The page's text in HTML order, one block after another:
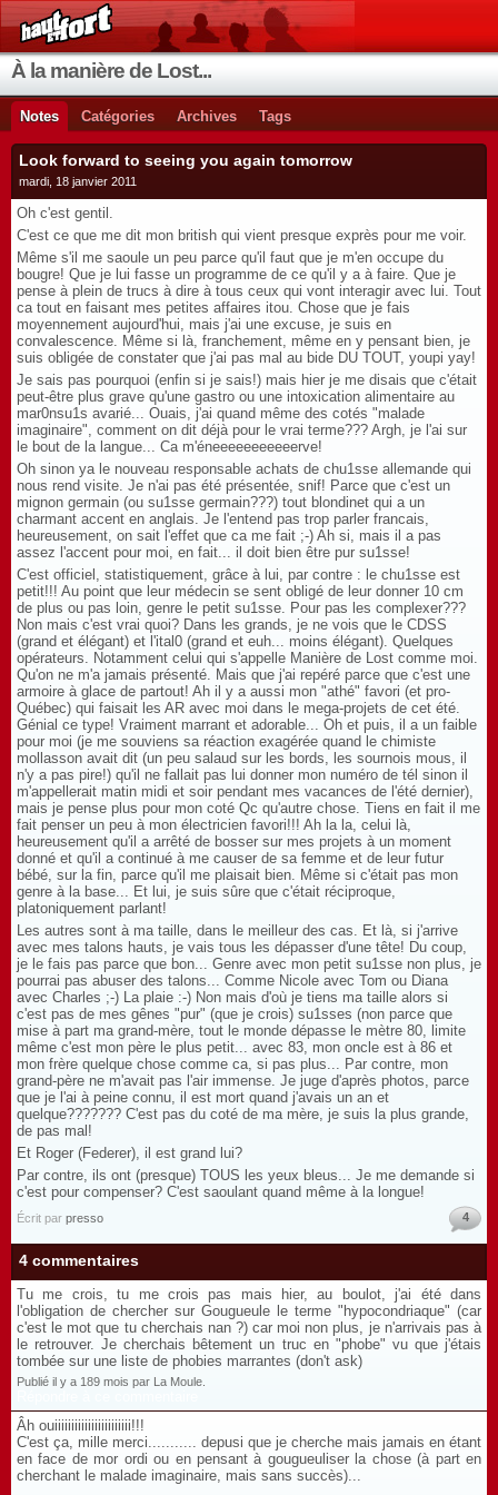
À la manière de Lost...
Notes Catégories Archives Tags
Look forward to seeing you again tomorrow
mardi, 18 janvier 2011
Oh c'est gentil.
C'est ce que me dit mon british qui vient presque exprès pour me voir.
Même s'il me saoule un peu parce qu'il faut que je m'en occupe du
bougre! Que je lui fasse un programme de ce qu'il y a à faire. Que je
pense à plein de trucs à dire à tous ceux qui vont interagir avec lui. Tout
ca tout en faisant mes petites affaires itou. Chose que je fais
moyennement aujourd'hui, mais j'ai une excuse, je suis en
convalescence. Même si là, franchement, même en y pensant bien, je
suis obligée de constater que j'ai pas mal au bide DU TOUT, youpi yay!
Je sais pas pourquoi (enfin si je sais!) mais hier je me disais que c'était
peut-être plus grave qu'une gastro ou une intoxication alimentaire au
mar0nsu1s avarié... Ouais, j'ai quand même des cotés "malade
imaginaire", comment on dit déjà pour le vrai terme??? Argh, je l'ai sur
le bout de la langue... Ca m'éneeeeeeeeeeerve!
Oh sinon ya le nouveau responsable achats de chu1sse allemande qui
nous rend visite. Je n'ai pas été présentée, snif! Parce que c'est un
mignon germain (ou su1sse germain???) tout blondinet qui a un
charmant accent en anglais. Je l'entend pas trop parler francais,
heureusement, on sait l'effet que ca me fait ;-) Ah si, mais il a pas
assez l'accent pour moi, en fait... il doit bien être pur su1sse!
C'est officiel, statistiquement, grâce à lui, par contre : le chu1sse est
petit!!! Au point que leur médecin se sent obligé de leur donner 10 cm
de plus ou pas loin, genre le petit su1sse. Pour pas les complexer???
Non mais c'est vrai quoi? Dans les grands, je ne vois que le CDSS
(grand et élégant) et l'ital0 (grand et euh... moins élégant). Quelques
opérateurs. Notamment celui qui s'appelle Manière de Lost comme moi.
Qu'on ne m'a jamais présenté. Mais que j'ai repéré parce que c'est une
armoire à glace de partout! Ah il y a aussi mon "athé" favori (et pro-
Québec) qui faisait les AR avec moi dans le mega-projets de cet été.
Génial ce type! Vraiment marrant et adorable... Oh et puis, il a un faible
pour moi (je me souviens sa réaction exagérée quand le chimiste
mollasson avait dit (un peu salaud sur les bords, les sournois mous, il
n'y a pas pire!) qu'il ne fallait pas lui donner mon numéro de tél sinon il
m'appellerait matin midi et soir pendant mes vacances de l'été dernier),
mais je pense plus pour mon coté Qc qu'autre chose. Tiens en fait il me
fait penser un peu à mon électricien favori!!! Ah la la, celui là,
heureusement qu'il a arrêté de bosser sur mes projets à un moment
donné et qu'il a continué à me causer de sa femme et de leur futur
bébé, sur la fin, parce qu'il me plaisait bien. Même si c'était pas mon
genre à la base... Et lui, je suis sûre que c'était réciproque,
platoniquement parlant!
Les autres sont à ma taille, dans le meilleur des cas. Et là, si j'arrive
avec mes talons hauts, je vais tous les dépasser d'une tête! Du coup,
je le fais pas parce que bon... Genre avec mon petit su1sse non plus, je
pourrai pas abuser des talons... Comme Nicole avec Tom ou Diana
avec Charles ;-) La plaie :-) Non mais d'où je tiens ma taille alors si
c'est pas de mes gênes "pur" (que je crois) su1sses (non parce que
mise à part ma grand-mère, tout le monde dépasse le mètre 80, limite
même c'est mon père le plus petit... avec 83, mon oncle est à 86 et
mon frère quelque chose comme ca, si pas plus... Par contre, mon
grand-père ne m'avait pas l'air immense. Je juge d'après photos, parce
que je l'ai à peine connu, il est mort quand j'avais un an et
quelque??????? C'est pas du coté de ma mère, je suis la plus grande,
de pas mal!
Et Roger (Federer), il est grand lui?
Par contre, ils ont (presque) TOUS les yeux bleus... Je me demande si
c'est pour compenser? C'est saoulant quand même à la longue!
Écrit par presso 4
4 commentaires
Tu me crois, tu me crois pas mais hier, au boulot, j'ai été dans
l'obligation de chercher sur Gougueule le terme "hypocondriaque" (car
c'est le mot que tu cherchais nan ?) car moi non plus, je n'arrivais pas à
le retrouver. Je cherchais bêtement un truc en "phobe" vu que j'étais
tombée sur une liste de phobies marrantes (don't ask)
Publié il y a 189 mois par La Moule.
Âh ouiiiiiiiiiiiiiiiiiiiiiii!!!
C'est ça, mille merci........... depusi que je cherche mais jamais en étant
en face de mor ordi ou en pensant à gougueuliser la chose (à part en
cherchant le malade imaginaire, mais sans succès)...